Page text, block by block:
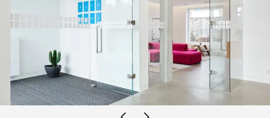
LEISTUNGEN
ÜBER UNS
FAQ